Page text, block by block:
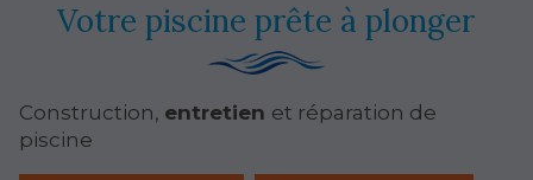
Votre piscine prête à plonger
Construction, entretien et réparation de
piscine